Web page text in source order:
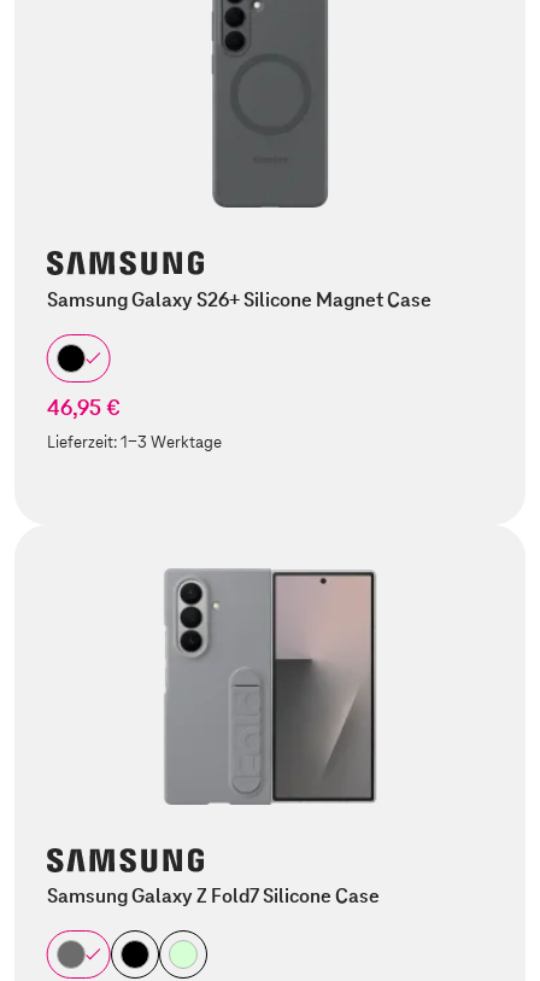
Samsung Galaxy S26+ Silicone Magnet Case
46,95 €
Lieferzeit:1-3 Werktage
Samsung Galaxy Z Fold7 Silicone Case